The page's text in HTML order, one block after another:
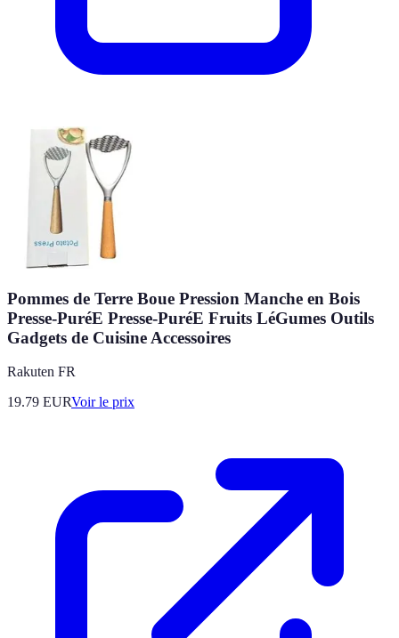
Pommes de Terre Boue Pression Manche en Bois
Presse-PuréE Presse-PuréE Fruits LéGumes Outils
Gadgets de Cuisine Accessoires
Rakuten FR
19.79 EURVoir le prix